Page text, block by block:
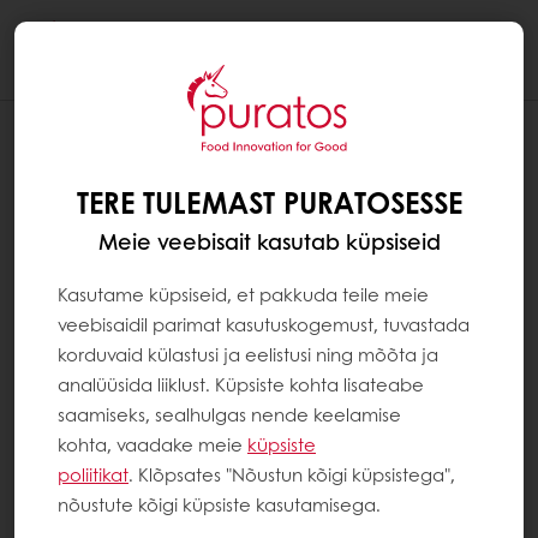
MIS TEEB ŠOKOLAADI HEAKS?
Selleks, et toota head või isegi suurepärast
šokolaadi, on vaja:
parimat toorainet
parimat varustust
parimat meistrit
Toorainete osas on kõige olulisem muidugi
kakao.
Kui oad on heast sordist, meeldiva ja maheda
TERE TULEMAST PURATOSESSE
Meie veebisait kasutab küpsiseid
Kasutame küpsiseid, et pakkuda teile meie
veebisaidil parimat kasutuskogemust, tuvastada
korduvaid külastusi ja eelistusi ning mõõta ja
analüüsida liiklust. Küpsiste kohta lisateabe
saamiseks, sealhulgas nende keelamise
kohta, vaadake meie küpsiste
poliitikat. Klõpsates "Nõustun kõigi küpsistega",
nõustute kõigi küpsiste kasutamisega.